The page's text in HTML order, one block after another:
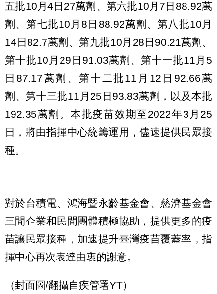
五批10月4日27萬劑、第六批10月7日88.92萬
劑、第七批10月8日88.92萬劑、第八批10月
14日82.7萬劑、第九批10月28日90.21萬劑、
第十批10月29日91.03萬劑、第十一批11月5
日87.17萬劑、第十二批11月12日92.66萬
劑、第十三批11月25日93.83萬劑，以及本批
192.35萬劑。本批疫苗效期至2022年3月25
日，將由指揮中心統籌運用，儘速提供民眾接
種。
對於台積電、鴻海暨永齡基金會、慈濟基金會
三間企業和民間團體積極協助，提供更多的疫
苗讓民眾接種，加速提升臺灣疫苗覆蓋率，指
揮中心再次表達由衷的謝意。
（封面圖/翻攝自疾管署YT）